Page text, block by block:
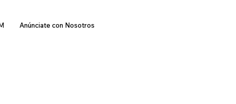
Anúnciate con Nosotros